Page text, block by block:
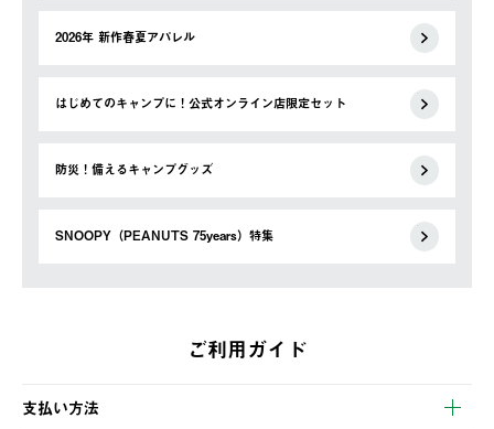
2026年 新作春夏アパレル
はじめてのキャンプに！公式オンライン店限定セット
防災！備えるキャンプグッズ
SNOOPY（PEANUTS 75years）特集
ご利用ガイド
支払い方法